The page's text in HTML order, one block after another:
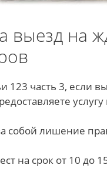
выезд на
123 часть 3, если
собой лишение
на срок от 10 до